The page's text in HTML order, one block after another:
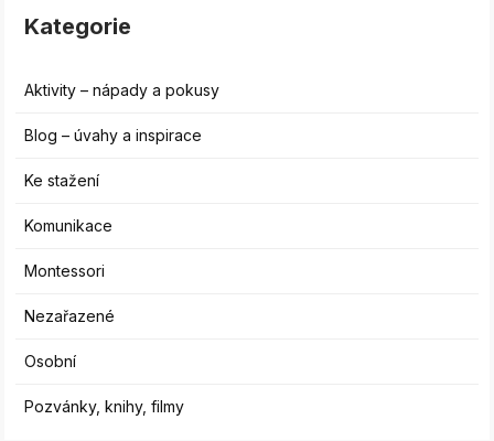
Kategorie
Aktivity – nápady a pokusy
Blog – úvahy a inspirace
Ke stažení
Komunikace
Montessori
Nezařazené
Osobní
Pozvánky, knihy, filmy